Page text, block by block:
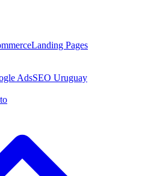
Landing Pages
AdsSEO Uruguay